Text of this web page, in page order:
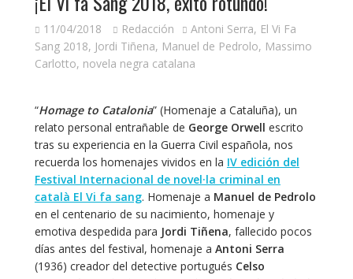
11/04/2018 Redacción Antoni Serra, El Vi Fa
Sang 2018, Jordi Tiñena, Manuel de Pedrolo, Massimo
Carlotto, novela negra catalana
“Homage to Catalonia” (Homenaje a Cataluña), un
relato personal entrañable de George Orwell escrito
tras su experiencia en la Guerra Civil española, nos
recuerda los homenajes vividos en la IV edición del
Festival Internacional de novel·la criminal en
català El Vi fa sang. Homenaje a Manuel de Pedrolo
en el centenario de su nacimiento, homenaje y
emotiva despedida para Jordi Tiñena, fallecido pocos
días antes del festival, homenaje a Antoni Serra
(1936) creador del detective portugués Celso